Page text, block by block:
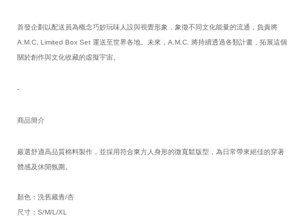
首發企劃以配送員為概念巧妙玩味人設與視覺形象，象徵不同文化能量的流通，負責將
A.M.C. Limited Box Set 運送至世界各地。未來，A.M.C. 將持續透過各類計畫，拓展這個
關於創作與文化收藏的虛擬宇宙。
-
商品簡介
嚴選舒適高品質棉料製作，並採用符合東方人身形的微寬鬆版型，為日常帶來絕佳的穿著
體感及休閒氛圍。
顏色：洗舊藏青/杏
尺寸：S/M/L/XL